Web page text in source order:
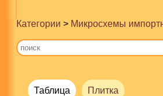
Категории > Микросхемы
Таблица Плитка